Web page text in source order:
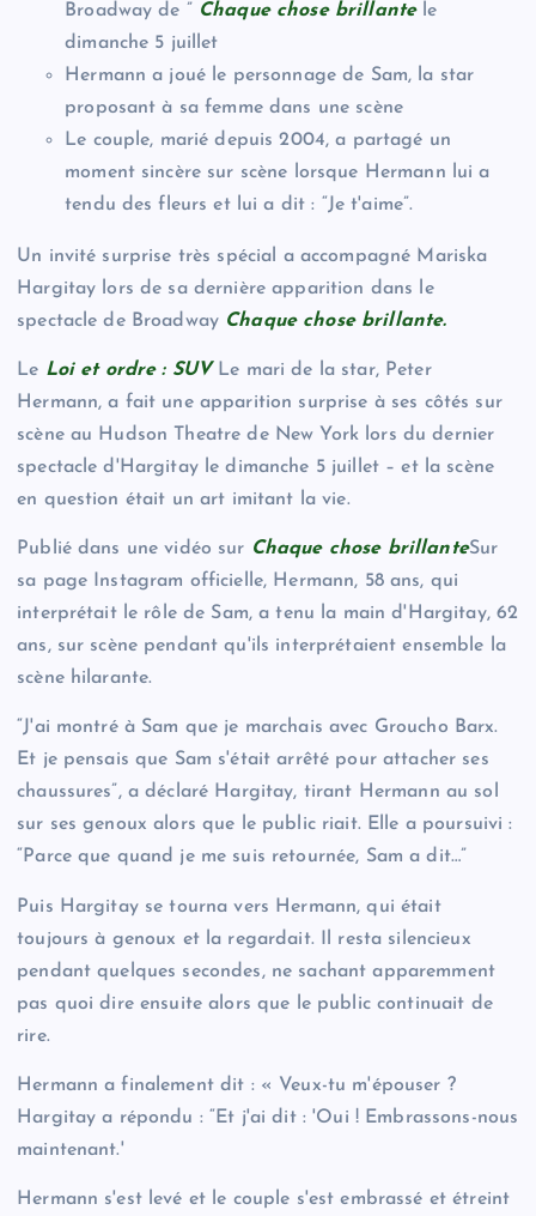
Broadway de ” Chaque chose brillante le
dimanche 5 juillet
Hermann a joué le personnage de Sam, la star
proposant à sa femme dans une scène
Le couple, marié depuis 2004, a partagé un
moment sincère sur scène lorsque Hermann lui a
tendu des fleurs et lui a dit : “Je t'aime”.
Un invité surprise très spécial a accompagné Mariska
Hargitay lors de sa dernière apparition dans le
spectacle de Broadway Chaque chose brillante.
Le Loi et ordre : SUV Le mari de la star, Peter
Hermann, a fait une apparition surprise à ses côtés sur
scène au Hudson Theatre de New York lors du dernier
spectacle d'Hargitay le dimanche 5 juillet – et la scène
en question était un art imitant la vie.
Publié dans une vidéo sur Chaque chose brillanteSur
sa page Instagram officielle, Hermann, 58 ans, qui
interprétait le rôle de Sam, a tenu la main d'Hargitay, 62
ans, sur scène pendant qu'ils interprétaient ensemble la
scène hilarante.
“J'ai montré à Sam que je marchais avec Groucho Barx.
Et je pensais que Sam s'était arrêté pour attacher ses
chaussures”, a déclaré Hargitay, tirant Hermann au sol
sur ses genoux alors que le public riait. Elle a poursuivi :
“Parce que quand je me suis retournée, Sam a dit…”
Puis Hargitay se tourna vers Hermann, qui était
toujours à genoux et la regardait. Il resta silencieux
pendant quelques secondes, ne sachant apparemment
pas quoi dire ensuite alors que le public continuait de
rire.
Hermann a finalement dit : « Veux-tu m'épouser ?
Hargitay a répondu : “Et j'ai dit : 'Oui ! Embrassons-nous
maintenant.'
Hermann s'est levé et le couple s'est embrassé et étreint